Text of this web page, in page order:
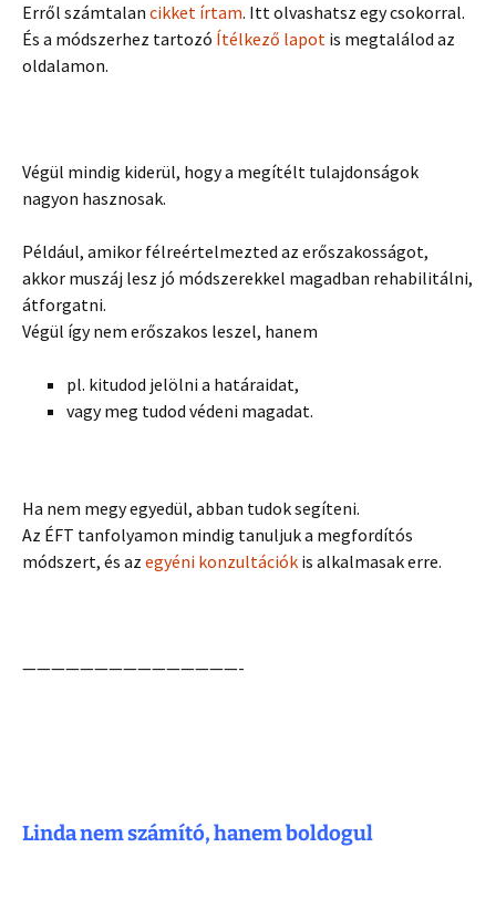
Erről számtalan cikket írtam. Itt olvashatsz egy csokorral.
És a módszerhez tartozó Ítélkező lapot is megtalálod az
oldalamon.
Végül mindig kiderül, hogy a megítélt tulajdonságok
nagyon hasznosak.
Például, amikor félreértelmezted az erőszakosságot,
akkor muszáj lesz jó módszerekkel magadban rehabilitálni,
átforgatni.
Végül így nem erőszakos leszel, hanem
pl. kitudod jelölni a határaidat,
vagy meg tudod védeni magadat.
Ha nem megy egyedül, abban tudok segíteni.
Az ÉFT tanfolyamon mindig tanuljuk a megfordítós
módszert, és az egyéni konzultációk is alkalmasak erre.
———————————————-
Linda nem számító, hanem boldogul